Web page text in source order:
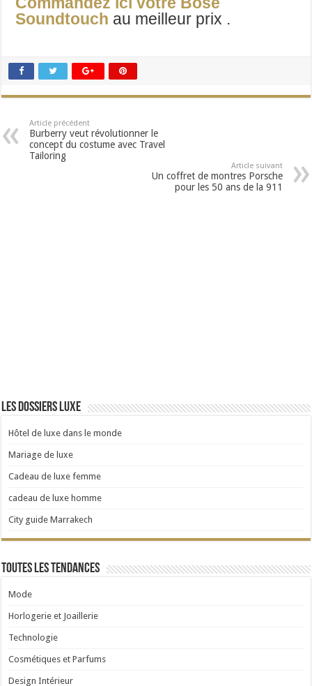
Soundtouch au meilleur prix .
Article précédent
Burberry veut révolutionner le
concept du costume avec Travel
Tailoring
Article suivant
Un coffret de montres Porsche
pour les 50 ans de la 911
Les dossiers luxe
Hôtel de luxe dans le monde
Mariage de luxe
Cadeau de luxe femme
cadeau de luxe homme
City guide Marrakech
Toutes les tendances
Mode
Horlogerie et Joaillerie
Technologie
Cosmétiques et Parfums
Design Intérieur